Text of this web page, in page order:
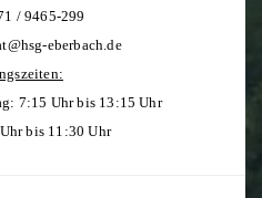
/ 9465-299
eberbach.de
7:15 Uhr bis 13:15 Uhr
bis 11:30 Uhr